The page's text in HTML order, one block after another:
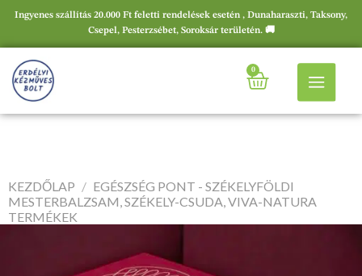
Ingyenes szállítás 20.000 Ft feletti rendelések esetén , Dunaharaszti, Taksony,
Csepel, Pesterzsébet, Soroksár területén. 🚚
0
KEZDŐLAP / EGÉSZSÉG PONT - SZÉKELYFÖLDI
MESTERBALZSAM, SZÉKELY-CSUDA, VIVA-NATURA
TERMÉKEK